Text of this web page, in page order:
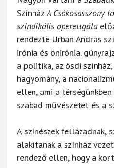
SzínházA Csókosasszony
szindikális operettgála
rendezte Urbán András
irónia és önirónia,
a politika, az ósdi
hagyomány, a
ellen, ami a
szabad művészetet és a
A színészek fellázadnak,
alakítanak a színház
rendező ellen, hogy a